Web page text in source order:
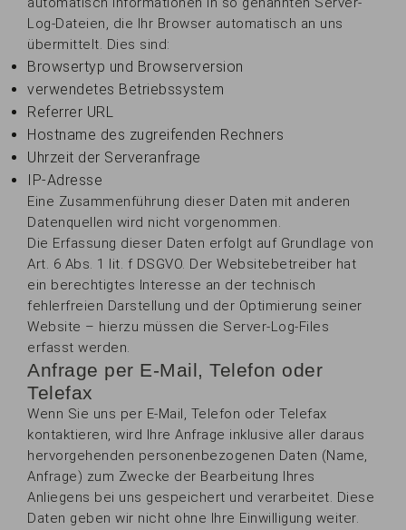
Log-Dateien, die Ihr Browser automatisch an uns
übermittelt. Dies sind:
Browsertyp und Browserversion
verwendetes Betriebssystem
Referrer URL
Hostname des zugreifenden Rechners
Uhrzeit der Serveranfrage
IP-Adresse
Eine Zusammenführung dieser Daten mit anderen
Datenquellen wird nicht vorgenommen.
Die Erfassung dieser Daten erfolgt auf Grundlage von
Art. 6 Abs. 1 lit. f DSGVO. Der Websitebetreiber hat
ein berechtigtes Interesse an der technisch
fehlerfreien Darstellung und der Optimierung seiner
Website – hierzu müssen die Server-Log-Files
erfasst werden.
Anfrage per E-Mail, Telefon oder
Telefax
Wenn Sie uns per E-Mail, Telefon oder Telefax
kontaktieren, wird Ihre Anfrage inklusive aller daraus
hervorgehenden personenbezogenen Daten (Name,
Anfrage) zum Zwecke der Bearbeitung Ihres
Anliegens bei uns gespeichert und verarbeitet. Diese
Daten geben wir nicht ohne Ihre Einwilligung weiter.